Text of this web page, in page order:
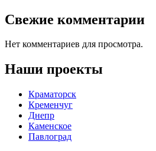
Свежие комментарии
Нет комментариев для просмотра.
Наши проекты
Краматорск
Кременчуг
Днепр
Каменское
Павлоград